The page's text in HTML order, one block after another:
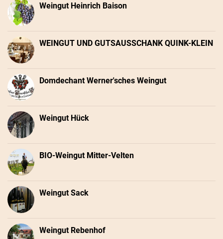
Weingut Heinrich Baison
WEINGUT UND GUTSAUSSCHANK QUINK-KLEIN
Domdechant Werner'sches Weingut
Weingut Hück
BIO-Weingut Mitter-Velten
Weingut Sack
Weingut Rebenhof